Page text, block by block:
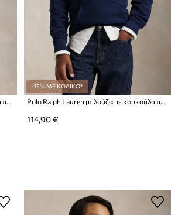
Polo Ralph Lauren μπλούζα με κουκούλα παιδική με βαμβάκι
-15% ΜΕ ΚΩΔΙΚΟ*
Polo Ralph Lauren μπλούζα με κουκούλα παιδική με βαμβάκι
114,90 €